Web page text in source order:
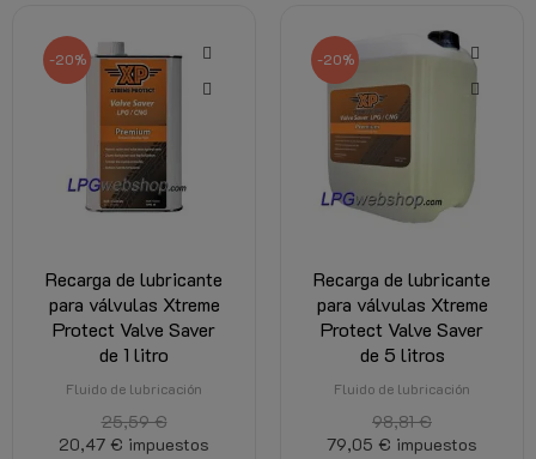
-20%
Recarga de lubricante
para válvulas Xtreme
Protect Valve Saver
de 1 litro
Fluido de lubricación
25,59 €
20,47 € impuestos
-20%
Recarga de lubricante
para válvulas Xtreme
Protect Valve Saver
de 5 litros
Fluido de lubricación
98,81 €
79,05 € impuestos